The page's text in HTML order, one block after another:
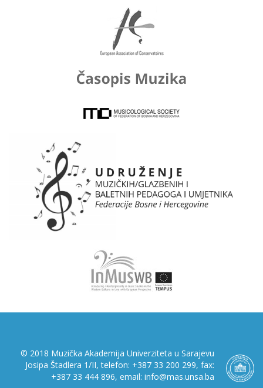
© 2018 Muzička Akademija Univerziteta u Sarajevu
Josipa Štadlera 1/II, telefon: +387 33 200 299, fax:
+387 33 444 896, email: info@mas.unsa.ba